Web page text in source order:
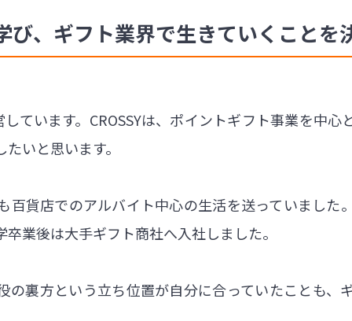
び、ギフト業界で生きていくことを
ています。CROSSYは、ポイントギフト事業を中
いと思います。
貨店でのアルバイト中心の生活を送っていました
業後は大手ギフト商社へ入社しました。
の裏方という立ち位置が自分に合っていたことも、